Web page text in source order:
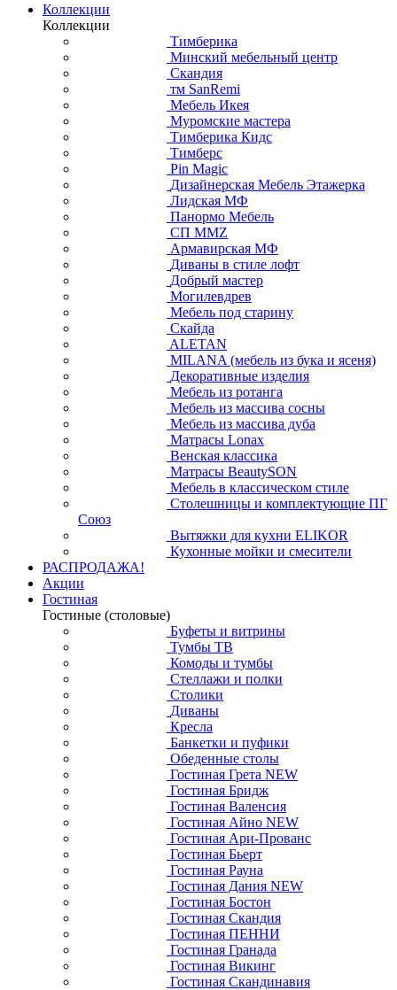
Коллекции
Коллекции
Тимберика
Минский мебельный центр
Скандия
тм SanRemi
Мебель Икея
Муромские мастера
Тимберика Кидс
Тимберс
Pin Magic
Дизайнерская Мебель Этажерка
Лидская МФ
Панормо Мебель
СП ММZ
Армавирская МФ
Диваны в стиле лофт
Добрый мастер
Могилевдрев
Мебель под старину
Скайда
ALETAN
MILANA (мебель из бука и ясеня)
Декоративные изделия
Мебель из ротанга
Мебель из массива сосны
Мебель из массива дуба
Матрасы Lonax
Венская классика
Матрасы BeautySON
Мебель в классическом стиле
Столешницы и комплектующие ПГ
Союз
Вытяжки для кухни ELIKOR
Кухонные мойки и смесители
РАСПРОДАЖА!
Акции
Гостиная
Гостиные (столовые)
Буфеты и витрины
Тумбы ТВ
Комоды и тумбы
Стеллажи и полки
Столики
Диваны
Кресла
Банкетки и пуфики
Обеденные столы
Гостиная Грета NEW
Гостиная Бридж
Гостиная Валенсия
Гостиная Айно NEW
Гостиная Ари-Прованс
Гостиная Бьерт
Гостиная Рауна
Гостиная Дания NEW
Гостиная Бостон
Гостиная Скандия
Гостиная ПЕННИ
Гостиная Гранада
Гостиная Викинг
Гостиная Скандинавия